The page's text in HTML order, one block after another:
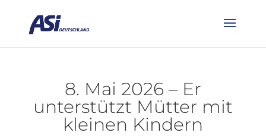
8. Mai 2026 – Er
unterstützt Mütter mit
kleinen Kindern